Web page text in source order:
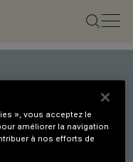
de nos
», vous acceptez le
améliorer la navigation
à nos efforts de